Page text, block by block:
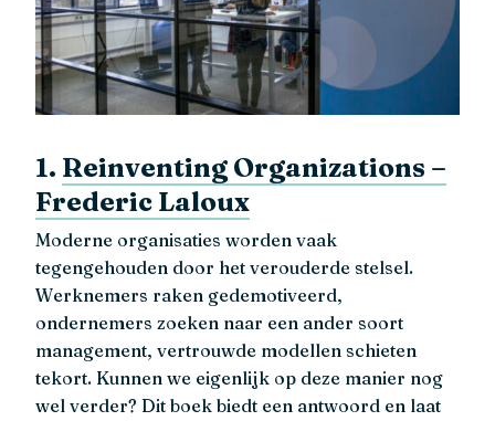
1. Reinventing Organizations –
Frederic Laloux
Moderne organisaties worden vaak
tegengehouden door het verouderde stelsel.
Werknemers raken gedemotiveerd,
ondernemers zoeken naar een ander soort
management, vertrouwde modellen schieten
tekort. Kunnen we eigenlijk op deze manier nog
wel verder? Dit boek biedt een antwoord en laat